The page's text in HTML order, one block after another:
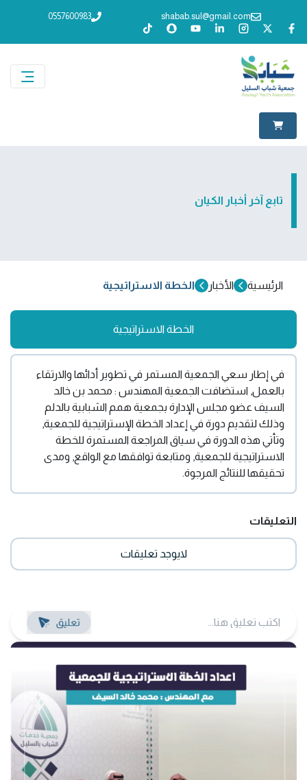
shabab.sul@gmail.com
0557600983
تابع آخر أخبار الكيان
الرئيسية الأخبار الخطة الاستراتيجية
الخطة الاستراتيجية
في إطار سعي الجمعية المستمر في تطوير أدائها والارتقاء
بالعمل, استضافت الجمعية المهندس : محمد بن خالد
السيف عضو مجلس الإدارة بجمعية همم الشبابية بالدلم
وذلك لتقديم دورة في إعداد الخطة الإستراتيجية للجمعية,
وتأتي هذه الدورة في سياق المراجعة المستمرة للخطة
الاستراتيجية للجمعية, ومتابعة توافقها مع الواقع, ومدى
تحقيقها للنتائج المرجوة.
التعليقات
لايوجد تعليقات